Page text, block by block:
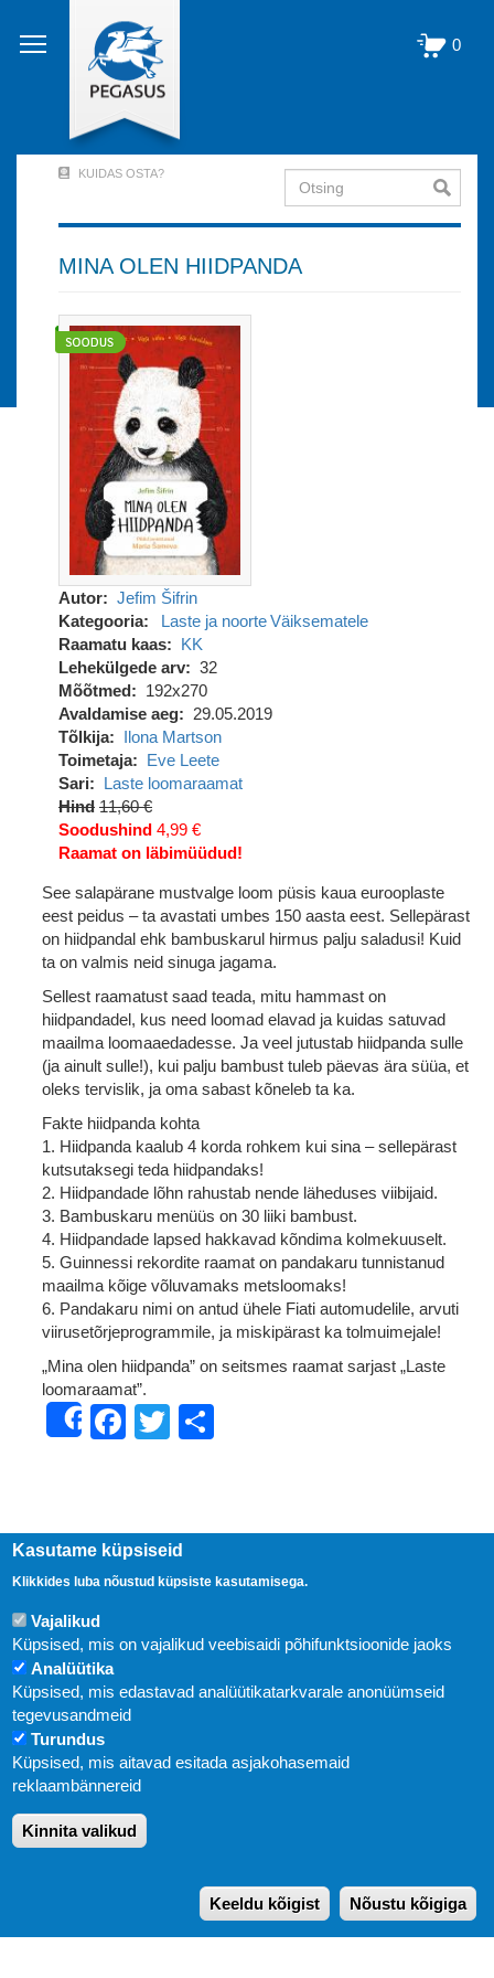
edasi
põhisisu
0
Account
Menu
out)
KUIDAS OSTA? Otsing
MINA OLEN HIIDPANDA
Autor
Jefim Šifrin
Kategooria
Laste ja noorte Väiksematele
Raamatu kaas
KK
Lehekülgede arv
32
Mõõtmed
192x270
Avaldamise aeg
29.05.2019
Tõlkija
Ilona Martson
Toimetaja
Eve Leete
Sari
Laste loomaraamat
Hind 11,60 €
Soodushind 4,99 €
Raamat on läbimüüdud!
See salapärane mustvalge loom püsis kaua eurooplaste
eest peidus – ta avastati umbes 150 aasta eest. Sellepärast
on hiidpandal ehk bambuskarul hirmus palju saladusi! Kuid
ta on valmis neid sinuga jagama.
Sellest raamatust saad teada, mitu hammast on
hiidpandadel, kus need loomad elavad ja kuidas satuvad
maailma loomaaedadesse. Ja veel jutustab hiidpanda sulle
(ja ainult sulle!), kui palju bambust tuleb päevas ära süüa, et
oleks tervislik, ja oma sabast kõneleb ta ka.
Fakte hiidpanda kohta
1. Hiidpanda kaalub 4 korda rohkem kui sina – sellepärast
kutsutaksegi teda hiidpandaks!
2. Hiidpandade lõhn rahustab nende läheduses viibijaid.
3. Bambuskaru menüüs on 30 liiki bambust.
4. Hiidpandade lapsed hakkavad kõndima kolmekuuselt.
5. Guinnessi rekordite raamat on pandakaru tunnistanud
maailma kõige võluvamaks metsloomaks!
6. Pandakaru nimi on antud ühele Fiati automudelile, arvuti
viirusetõrjeprogrammile, ja miskipärast ka tolmuimejale!
„Mina olen hiidpanda” on seitsmes raamat sarjast „Laste
loomaraamat”.
ShareFacebook
Twitter
Uudised
KIRJASTUS PEGASUS OÜ © 2020
Paldiski mnt. 29 (A korpus VI korrus), Tallinn
E-post:pegasus[at]pegasus.ee
Kasutame küpsiseid
Klikkides luba nõustud küpsiste kasutamisega.
Vajalikud
Küpsised, mis on vajalikud veebisaidi põhifunktsioonide jaoks
Analüütika
Küpsised, mis edastavad analüütikatarkvarale anonüümseid
tegevusandmeid
Turundus
Küpsised, mis aitavad esitada asjakohasemaid
reklaambännereid
Kinnita valikud
Keeldu kõigist Nõustu kõigiga